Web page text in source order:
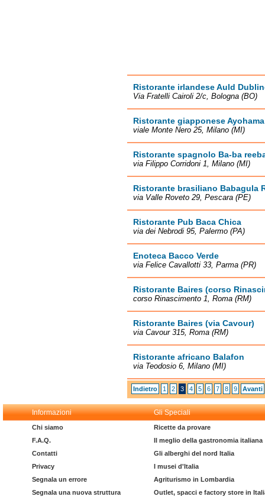
Ristorante irlandese Auld
Via Fratelli Cairoli 2/c, Bologna (BO)
Ristorante giapponese Ayohama
viale Monte Nero 25, Milano (MI)
Ristorante spagnolo Ba-ba
via Filippo Corridoni 1, Milano (MI)
Ristorante brasiliano Babagula
via Valle Roveto 29, Pescara (PE)
Ristorante Pub Baca Chica
via dei Nebrodi 95, Palermo (PA)
Enoteca Bacco Verde
via Felice Cavallotti 33, Parma (PR)
Ristorante Baires (corso
corso Rinascimento 1, Roma (RM)
Ristorante Baires (via Cavour)
via Cavour 315, Roma (RM)
Ristorante africano Balafon
via Teodosio 6, Milano (MI)
Indietro 1 2 3 4 5 6 7 8 9 Avanti
Informazioni Gli Speciali
Chi siamo
F.A.Q.
Contatti
Privacy
Segnala un errore
Segnala una nuova struttura
Ricette da provare
Il meglio della gastronomia italiana
Gli alberghi del nord Italia
I musei d'Italia
Agriturismo in Lombardia
Outlet, spacci e factory store in